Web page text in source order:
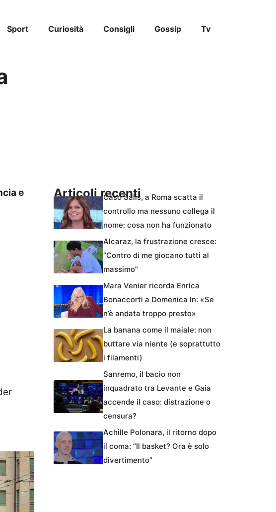
Sport Curiosità Consigli Gossip Tv
e
Articoli recentiCaso Salis, a Roma scatta il
controllo ma nessuno collega il
nome: cosa non ha funzionato
Alcaraz, la frustrazione cresce:
“Contro di me giocano tutti al
massimo”
Mara Venier ricorda Enrica
Bonaccorti a Domenica In: «Se
n’è andata troppo presto»
La banana come il maiale: non
buttare via niente (e soprattutto
i filamenti)
Sanremo, il bacio non
inquadrato tra Levante e Gaia
accende il caso: distrazione o
censura?
Achille Polonara, il ritorno dopo
il coma: “Il basket? Ora è solo
divertimento”